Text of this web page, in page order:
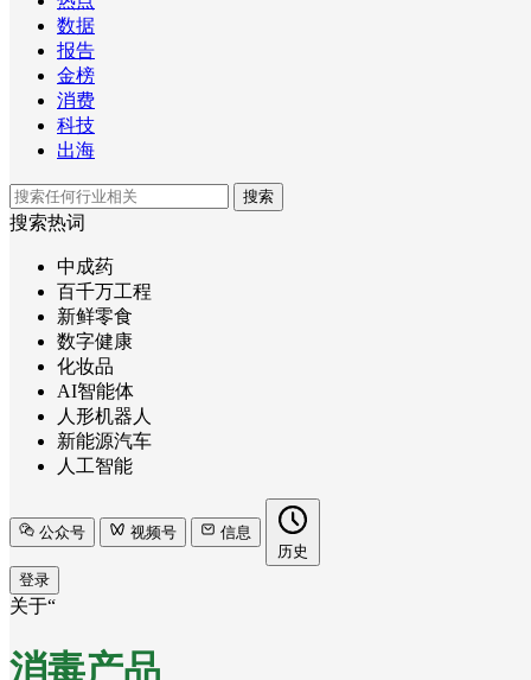
数据
报告
金榜
消费
科技
出海
搜索
搜索热词
中成药
百千万工程
新鲜零食
数字健康
化妆品
AI智能体
人形机器人
新能源汽车
人工智能
公众号 视频号
信息
历史
登录
关于“
消毒产品